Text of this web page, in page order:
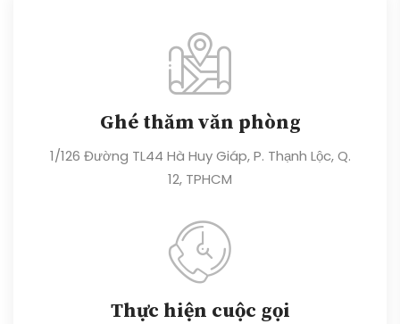
Ghé thăm văn phòng
1/126 Đường TL44 Hà Huy Giáp, P. Thạnh Lộc, Q.
12, TPHCM
Thực hiện cuộc gọi